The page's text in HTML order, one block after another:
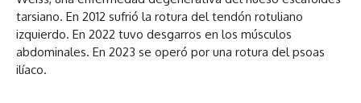
tarsiano. En 2012 sufrió la rotura del tendón rotuliano
izquierdo. En 2022 tuvo desgarros en los músculos
abdominales. En 2023 se operó por una rotura del psoas
ilíaco.